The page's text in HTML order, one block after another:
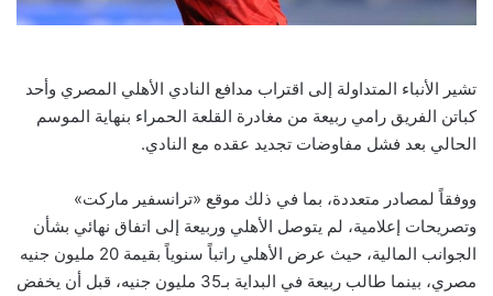
تشير الأنباء المتداولة إلى اقتراب مدافع النادي الأهلي المصري وأحد
كباتن الفريق رامي ربيعة من مغادرة القلعة الحمراء بنهاية الموسم
الحالي بعد فشل مفاوضات تجديد عقده مع النادي.
ووفقاً لمصادر متعددة، بما في ذلك موقع «ترانسفير ماركت»
وتصريحات إعلامية، لم يتوصل الأهلي وربيعة إلى اتفاق نهائي بشأن
الجوانب المالية، حيث عرض الأهلي راتباً سنوياً بقيمة 20 مليون جنيه
مصري، بينما طالب ربيعة في البداية بـ35 مليون جنيه، قبل أن يخفض